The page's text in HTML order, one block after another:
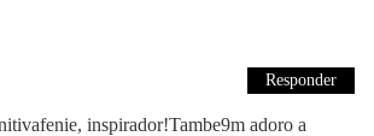
Responder
inspirador!Tambe9m adoro a